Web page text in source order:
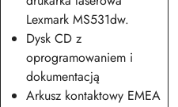
Lexmark MS531dw.
Dysk CD z
oprogramowaniem i
dokumentacją
Arkusz kontaktowy EMEA